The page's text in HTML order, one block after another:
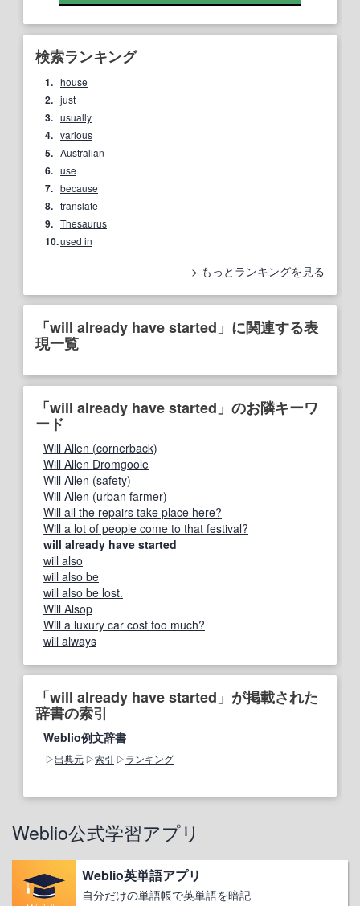
検索ランキング
1. house
2. just
3. usually
4. various
5. Australian
6. use
7. because
8. translate
9. Thesaurus
10.used in
もっとランキングを見る
「will already have started」に関連する表
現一覧
「will already have started」のお隣キーワ
ード
Will Allen (cornerback)
Will Allen Dromgoole
Will Allen (safety)
Will Allen (urban farmer)
Will all the repairs take place here?
Will a lot of people come to that festival?
will already have started
will also
will also be
will also be lost.
Will Alsop
Will a luxury car cost too much?
will always
「will already have started」が掲載された
辞書の索引
Weblio例文辞書
出典元 索引 ランキング
Weblio公式学習アプリ
Weblio英単語アプリ
自分だけの単語帳で英単語を暗記